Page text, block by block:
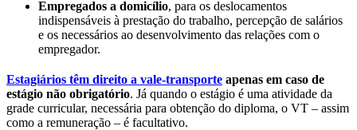
Empregados a domicílio, para os deslocamentos
indispensáveis à prestação do trabalho, percepção de salários
e os necessários ao desenvolvimento das relações com o
empregador.
Estagiários têm direito a vale-transporte apenas em caso de
estágio não obrigatório. Já quando o estágio é uma atividade da
grade curricular, necessária para obtenção do diploma, o VT – assim
como a remuneração – é facultativo.